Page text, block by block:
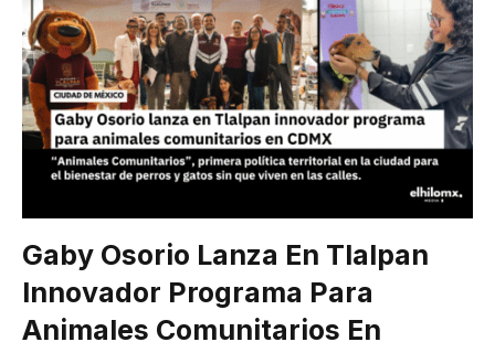
Gaby Osorio Lanza En Tlalpan
Innovador Programa Para
Animales Comunitarios En